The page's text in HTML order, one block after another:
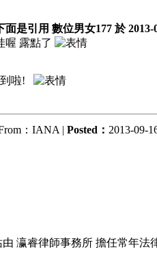
面是引用 數位男女177 於 2013-
喔 露點了
啦!
：IANA | Posted： 2013-09-
由 瀛睿律師事務所 擔任常年法